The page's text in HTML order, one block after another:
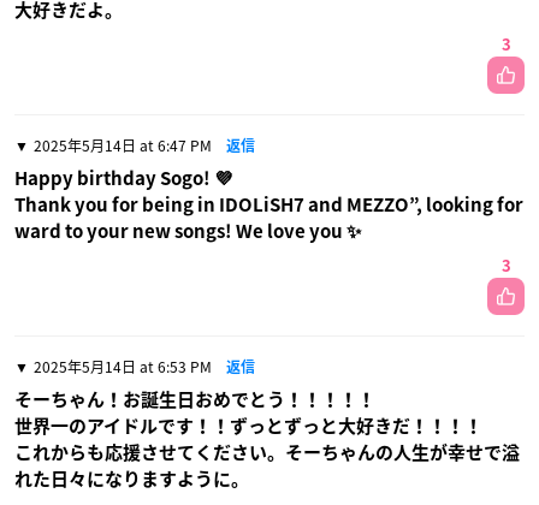
大好きだよ。
3
2025年5月14日 at 6:47 PM 返信
Happy birthday Sogo! 💜
Thank you for being in IDOLiSH7 and MEZZO”, looking for
ward to your new songs! We love you ✨️
3
2025年5月14日 at 6:53 PM 返信
そーちゃん！お誕生日おめでとう！！！！！
世界一のアイドルです！！ずっとずっと大好きだ！！！！
これからも応援させてください。そーちゃんの人生が幸せで溢
れた日々になりますように。